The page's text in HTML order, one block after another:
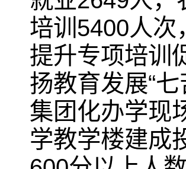
培训5400人次
提升专项培训
扬教育发展“
集团化办学现
学教学楼建成